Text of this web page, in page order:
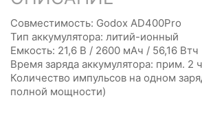
Совместимость: Godox AD400Pro
Тип аккумулятора: литий-ионный
Емкость: 21,6 В / 2600 мАч / 56,16 Втч
Время заряда аккумулятора: прим. 2
Количество импульсов на одном
полной мощности)